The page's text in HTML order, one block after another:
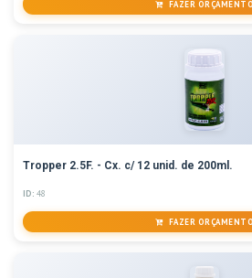
FAZER ORÇAMENTO
Tropper 2.5F. - Cx. c/ 12 unid. de 200ml.
ID: 48
FAZER ORÇAMENTO